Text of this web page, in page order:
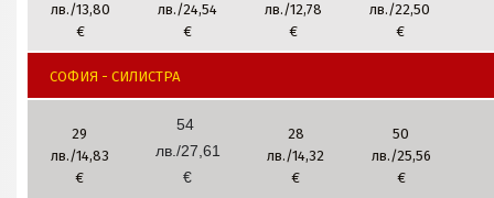
лв./13,80
€
лв./24,54
€
лв./12,78
€
лв./22,50
€
СОФИЯ - СИЛИСТРА
29
лв./14,83
€
54
лв./27,61
€
28
лв./14,32
€
50
лв./25,56
€